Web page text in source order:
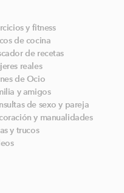
y fitness
de cocina
de recetas
reales
de Ocio
y amigos
de sexo y pareja
y manualidades
y trucos